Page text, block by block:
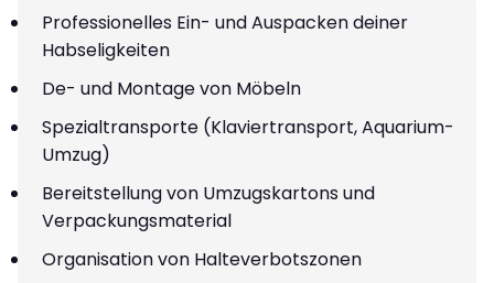
Professionelles Ein- und Auspacken deiner
Habseligkeiten
De- und Montage von Möbeln
Spezialtransporte (Klaviertransport, Aquarium-
Umzug)
Bereitstellung von Umzugskartons und
Verpackungsmaterial
Organisation von Halteverbotszonen